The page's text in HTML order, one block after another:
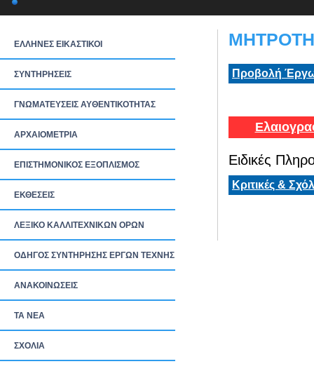
ΕΛΛΗΝΕΣ ΕΙΚΑΣΤΙΚΟΙ
ΣΥΝΤΗΡΗΣΕΙΣ
ΓΝΩΜΑΤΕΥΣΕΙΣ ΑΥΘΕΝΤΙΚΟΤΗΤΑΣ
ΑΡΧΑΙΟΜΕΤΡΙΑ
ΕΠΙΣΤΗΜΟΝΙΚΟΣ ΕΞΟΠΛΙΣΜΟΣ
ΕΚΘΕΣΕΙΣ
ΛΕΞΙΚΟ ΚΑΛΛΙΤΕΧΝΙΚΩΝ ΟΡΩΝ
ΟΔΗΓΟΣ ΣΥΝΤΗΡΗΣΗΣ ΕΡΓΩΝ ΤΕΧΝΗΣ
ΑΝΑΚΟΙΝΩΣΕΙΣ
ΤΑ ΝEΑ
ΣΧΟΛΙΑ
Προβολή
Ειδικές
Κριτικές &